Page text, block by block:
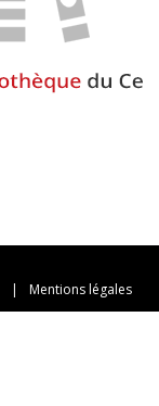
| Mentions légales